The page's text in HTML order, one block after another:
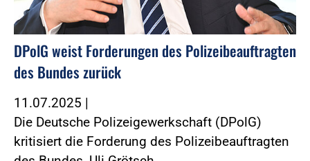
DPolG weist Forderungen des Polizeibeauftragten
des Bundes zurück
11.07.2025 |
Die Deutsche Polizeigewerkschaft (DPolG)
kritisiert die Forderung des Polizeibeauftragten